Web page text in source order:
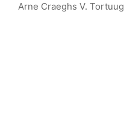
Arne Craeghs V. Tortuug